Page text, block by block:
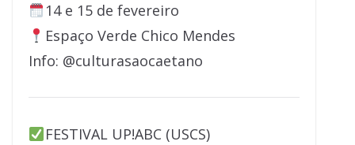
14 e 15 de fevereiro
Espaço Verde Chico Mendes
Info: @culturasaocaetano
FESTIVAL UP!ABC (USCS)